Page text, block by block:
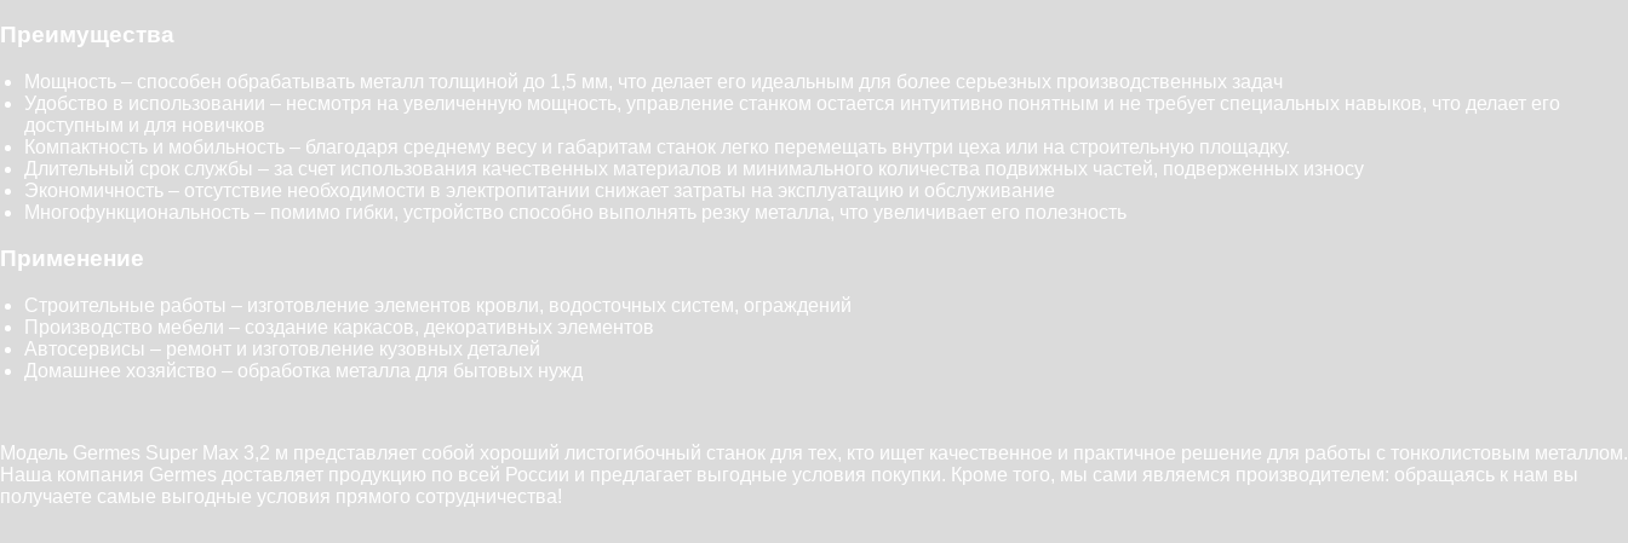
Преимущества
Мощность – способен обрабатывать металл толщиной до 1,5 мм, что делает его идеальным для более серьезных производственных задач
Удобство в использовании – несмотря на увеличенную мощность, управление станком остается интуитивно понятным и не требует специальных навыков, что делает его
доступным и для новичков
Компактность и мобильность – благодаря среднему весу и габаритам станок легко перемещать внутри цеха или на строительную площадку.
Длительный срок службы – за счет использования качественных материалов и минимального количества подвижных частей, подверженных износу
Экономичность – отсутствие необходимости в электропитании снижает затраты на эксплуатацию и обслуживание
Многофункциональность – помимо гибки, устройство способно выполнять резку металла, что увеличивает его полезность
Применение
Строительные работы – изготовление элементов кровли, водосточных систем, ограждений
Производство мебели – создание каркасов, декоративных элементов
Автосервисы – ремонт и изготовление кузовных деталей
Домашнее хозяйство – обработка металла для бытовых нужд
Модель Germes Super Max 3,2 м представляет собой хороший листогибочный станок для тех, кто ищет качественное и практичное решение для работы с тонколистовым металлом.
Наша компания Germes доставляет продукцию по всей России и предлагает выгодные условия покупки. Кроме того, мы сами являемся производителем: обращаясь к нам вы
получаете самые выгодные условия прямого сотрудничества!